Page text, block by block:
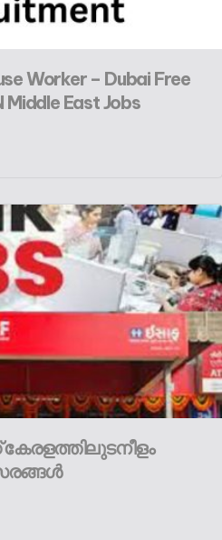
Worker – Dubai Free
Middle East Jobs